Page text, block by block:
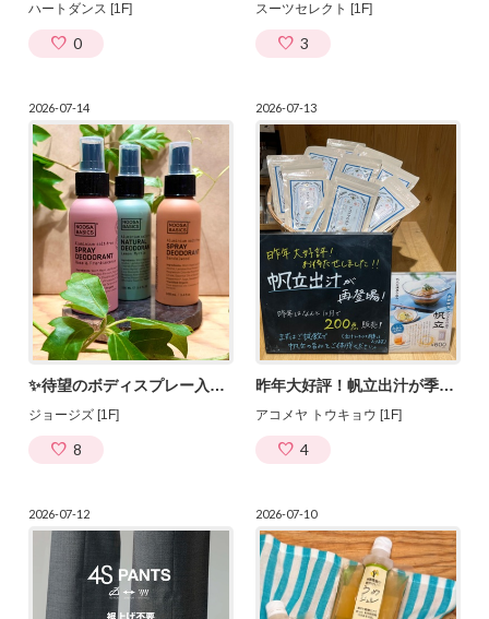
ハートダンス [1F]
0
スーツセレクト [1F]
3
2026-07-14
✨待望のボディスプレー入荷✨
ジョージズ [1F]
8
2026-07-13
昨年大好評！帆立出汁が季節限定で再登場！！
アコメヤ トウキョウ [1F]
4
2026-07-12 2026-07-10